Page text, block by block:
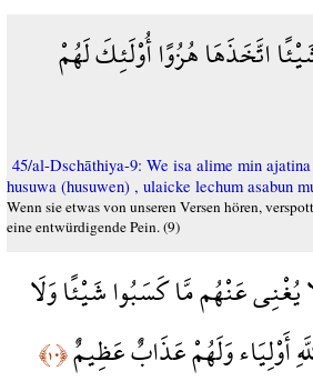
اتَّخَذَهَا هُزُوًا أُوْلَئِكَ لَهُمْ
45/al-Dschāthiya-9: We isa alime min ajatina
husuwa (husuwen) , ulaicke lechum asabun
Wenn sie etwas von unseren Versen hören,
eine entwürdigende Pein. (9)
عَنْهُم مَّا كَسَبُوا شَيْئًا وَلَا
أَوْلِيَاء وَلَهُمْ عَذَابٌ عَظِيمٌ﴿١٠﴾